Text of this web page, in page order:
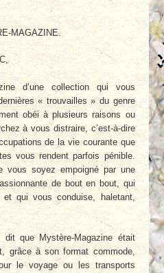
MAGAZINE.
d’une collection qui vous
« trouvailles » du genre
obéi à plusieurs raisons ou
à vous distraire, c’est-à-dire
de la vie courante que
vous rendent parfois pénible.
vous soyez empoigné par une
de bout en bout, qui
qui vous conduise, haletant,
que Mystère-Magazine était
grâce à son format commode,
le voyage ou les transports